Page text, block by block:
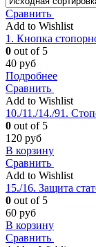
Сравнить
Add to Wishlist
1. Кнопка
0 out of 5
40 руб
Подробнее
Сравнить
Add to Wishlist
10./11./14./91.
0 out of 5
120 руб
В корзину
Сравнить
Add to Wishlist
15./16. Защита
0 out of 5
60 руб
В корзину
Сравнить